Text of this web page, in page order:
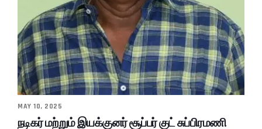
MAY 10, 2025
நடிகர் மற்றும் இயக்குனர் சூப்பர் குட் சுப்பிரமணி